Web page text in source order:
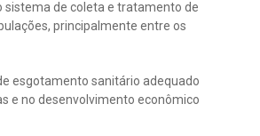
sistema de coleta e tratamento de
principalmente entre os
esgotamento sanitário adequado
e no desenvolvimento econômico